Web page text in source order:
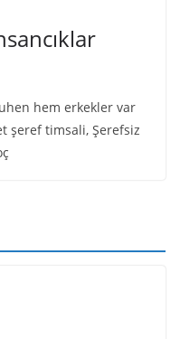
hem erkekler var
şeref timsali, Şerefsiz